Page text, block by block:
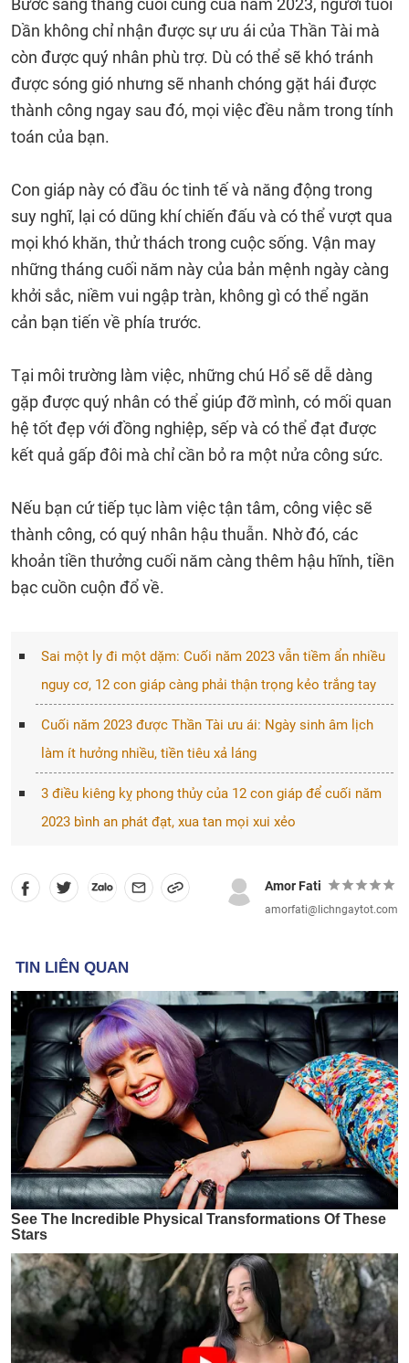
Bước sang tháng cuối cùng của năm 2023, người tuổi
Dần không chỉ nhận được sự ưu ái của Thần Tài mà
còn được quý nhân phù trợ. Dù có thể sẽ khó tránh
được sóng gió nhưng sẽ nhanh chóng gặt hái được
thành công ngay sau đó, mọi việc đều nằm trong tính
toán của bạn.
Con giáp này có đầu óc tinh tế và năng động trong
suy nghĩ, lại có dũng khí chiến đấu và có thể vượt qua
mọi khó khăn, thử thách trong cuộc sống. Vận may
những tháng cuối năm này của bản mệnh ngày càng
khởi sắc, niềm vui ngập tràn, không gì có thể ngăn
cản bạn tiến về phía trước.
Tại môi trường làm việc, những chú Hổ sẽ dễ dàng
gặp được quý nhân có thể giúp đỡ mình, có mối quan
hệ tốt đẹp với đồng nghiệp, sếp và có thể đạt được
kết quả gấp đôi mà chỉ cần bỏ ra một nửa công sức.
Nếu bạn cứ tiếp tục làm việc tận tâm, công việc sẽ
thành công, có quý nhân hậu thuẫn. Nhờ đó, các
khoản tiền thưởng cuối năm càng thêm hậu hĩnh, tiền
bạc cuồn cuộn đổ về.
Sai một ly đi một dặm: Cuối năm 2023 vẫn tiềm ẩn nhiều
nguy cơ, 12 con giáp càng phải thận trọng kẻo trắng tay
Cuối năm 2023 được Thần Tài ưu ái: Ngày sinh âm lịch
làm ít hưởng nhiều, tiền tiêu xả láng
3 điều kiêng kỵ phong thủy của 12 con giáp để cuối năm
2023 bình an phát đạt, xua tan mọi xui xẻo
Amor Fati
amorfati@lichngaytot.com